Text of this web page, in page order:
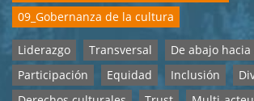
09_Gobernanza de la cultura
Liderazgo Transversal
De abajo
Participación
Equidad Inclusión